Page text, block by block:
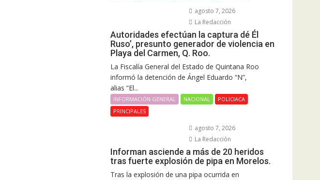
agosto 7, 2026
La Redacción
Autoridades efectúan la captura dé Él
Ruso’, presunto generador de violencia en
Playa del Carmen, Q. Roo.
La Fiscalía General del Estado de Quintana Roo
informó la detención de Ángel Eduardo “N”,
alias “El...
INFORMACIÓN GENERAL NACIONAL
POLICIACA
PRINCIPALES
agosto 7, 2026
La Redacción
Informan asciende a más de 20 heridos
tras fuerte explosión de pipa en Morelos.
Tras la explosión de una pipa ocurrida en